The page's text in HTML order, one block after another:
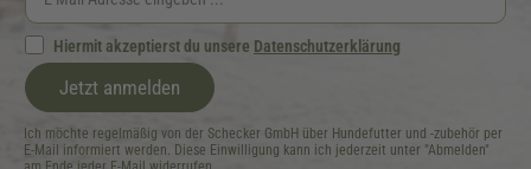
Hiermit akzeptierst du unsere Datenschutzerklärung
Jetzt anmelden
Ich möchte regelmäßig von der Schecker GmbH über Hundefutter und -zubehör per
E-Mail informiert werden. Diese Einwilligung kann ich jederzeit unter "Abmelden"